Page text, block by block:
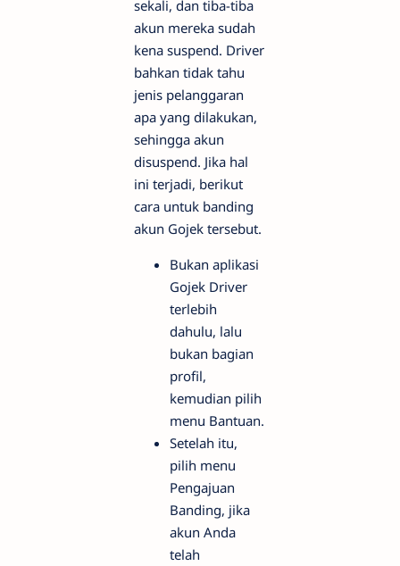
sekali, dan tiba-tiba
akun mereka sudah
kena suspend. Driver
bahkan tidak tahu
jenis pelanggaran
apa yang dilakukan,
sehingga akun
disuspend. Jika hal
ini terjadi, berikut
cara untuk banding
akun Gojek tersebut.
Bukan aplikasi
Gojek Driver
terlebih
dahulu, lalu
bukan bagian
profil,
kemudian pilih
menu Bantuan.
Setelah itu,
pilih menu
Pengajuan
Banding, jika
akun Anda
telah